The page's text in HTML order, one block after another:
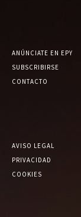
ANÚNCIATE EN EPY
SUBSCRIBIRSE
CONTACTO
AVISO LEGAL
PRIVACIDAD
COOKIES